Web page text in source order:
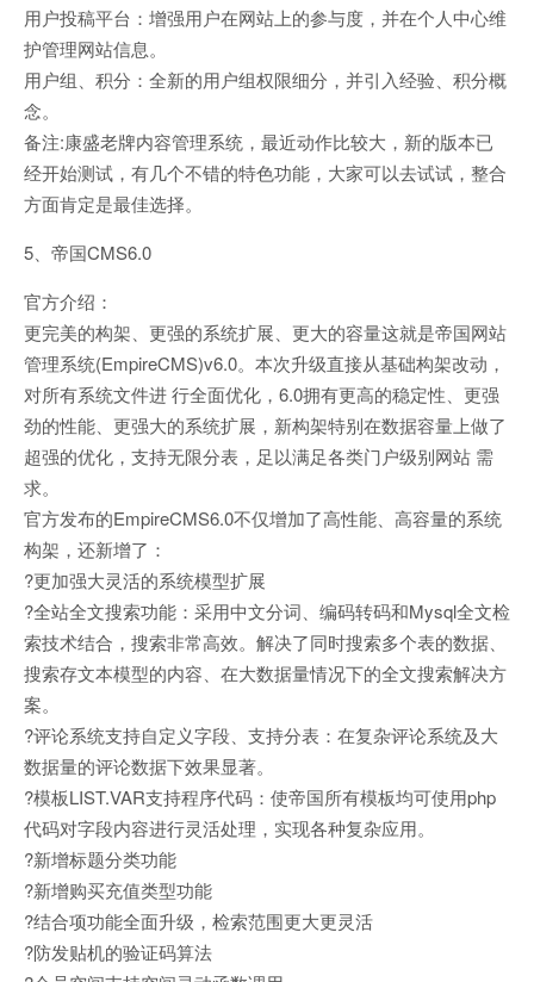
用户投稿平台：增强用户在网站上的参与度，并在个人中心维
护管理网站信息。
用户组、积分：全新的用户组权限细分，并引入经验、积分概
念。
备注:康盛老牌内容管理系统，最近动作比较大，新的版本已
经开始测试，有几个不错的特色功能，大家可以去试试，整合
方面肯定是最佳选择。
5、帝国CMS6.0
官方介绍：
更完美的构架、更强的系统扩展、更大的容量这就是帝国网站
管理系统(EmpireCMS)v6.0。本次升级直接从基础构架改动，
对所有系统文件进 行全面优化，6.0拥有更高的稳定性、更强
劲的性能、更强大的系统扩展，新构架特别在数据容量上做了
超强的优化，支持无限分表，足以满足各类门户级别网站 需
求。
官方发布的EmpireCMS6.0不仅增加了高性能、高容量的系统
构架，还新增了：
?更加强大灵活的系统模型扩展
?全站全文搜索功能：采用中文分词、编码转码和Mysql全文检
索技术结合，搜索非常高效。解决了同时搜索多个表的数据、
搜索存文本模型的内容、在大数据量情况下的全文搜索解决方
案。
?评论系统支持自定义字段、支持分表：在复杂评论系统及大
数据量的评论数据下效果显著。
?模板LIST.VAR支持程序代码：使帝国所有模板均可使用php
代码对字段内容进行灵活处理，实现各种复杂应用。
?新增标题分类功能
?新增购买充值类型功能
?结合项功能全面升级，检索范围更大更灵活
?防发贴机的验证码算法